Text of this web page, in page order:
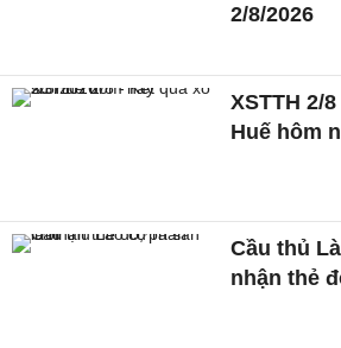
2/8/2026
XSTTH 2/
Huế hôm
Cầu thủ
nhận thẻ